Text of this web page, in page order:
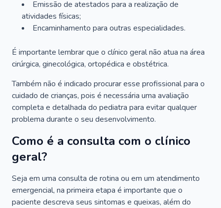
Emissão de atestados para a realização de
atividades físicas;
Encaminhamento para outras especialidades.
É importante lembrar que o clínico geral não atua na área
cirúrgica, ginecológica, ortopédica e obstétrica.
Também não é indicado procurar esse profissional para o
cuidado de crianças, pois é necessária uma avaliação
completa e detalhada do pediatra para evitar qualquer
problema durante o seu desenvolvimento.
Como é a consulta com o clínico
geral?
Seja em uma consulta de rotina ou em um atendimento
emergencial, na primeira etapa é importante que o
paciente descreva seus sintomas e queixas, além do